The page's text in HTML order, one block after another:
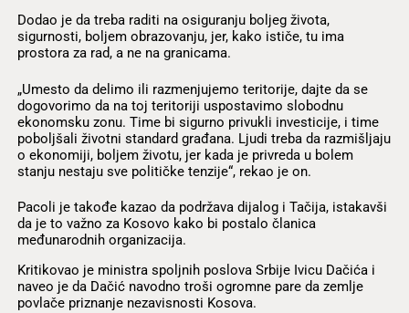
Dodao je da treba raditi na osiguranju boljeg života,
sigurnosti, boljem obrazovanju, jer, kako ističe, tu ima
prostora za rad, a ne na granicama.
„Umesto da delimo ili razmenjujemo teritorije, dajte da se
dogovorimo da na toj teritoriji uspostavimo slobodnu
ekonomsku zonu. Time bi sigurno privukli investicije, i time
poboljšali životni standard građana. Ljudi treba da razmišljaju
o ekonomiji, boljem životu, jer kada je privreda u bolem
stanju nestaju sve političke tenzije“, rekao je on.
Pacoli je takođe kazao da podržava dijalog i Tačija, istakavši
da je to važno za Kosovo kako bi postalo članica
međunarodnih organizacija.
Kritikovao je ministra spoljnih poslova Srbije Ivicu Dačića i
naveo je da Dačić navodno troši ogromne pare da zemlje
povlače priznanje nezavisnosti Kosova.